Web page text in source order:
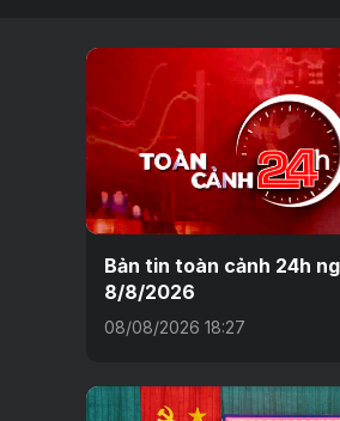
Bản tin toàn cảnh 24h
8/8/2026
08/08/2026 18:27